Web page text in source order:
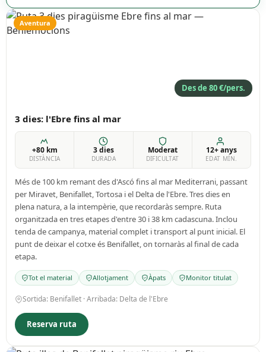
Aventura
Des de 80 €/pers.
3 dies: l'Ebre fins al mar
+80 km
DISTÀNCIA
3 dies
DURADA
Moderat
DIFICULTAT
12+ anys
EDAT MÍN.
Més de 100 km remant des d'Ascó fins al mar Mediterrani, passant
per Miravet, Benifallet, Tortosa i el Delta de l'Ebre. Tres dies en
plena natura, a la intempèrie, que recordaràs sempre. Ruta
organitzada en tres etapes d'entre 30 i 38 km cadascuna. Inclou
tenda de campanya, material complet i transport al punt inicial. El
punt de deixar el cotxe és Benifallet, on tornaràs al final de cada
etapa.
Tot el material Allotjament Àpats Monitor titulat
Sortida: Benifallet · Arribada: Delta de l'Ebre
Reserva ruta